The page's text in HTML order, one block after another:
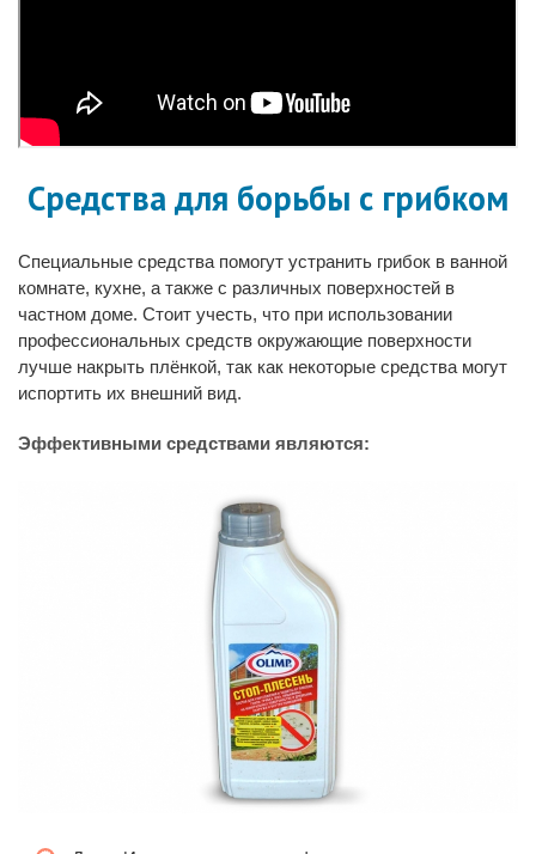
Средства для борьбы с грибком
Специальные средства помогут устранить грибок в ванной
комнате, кухне, а также с различных поверхностей в
частном доме. Стоит учесть, что при использовании
профессиональных средств окружающие поверхности
лучше накрыть плёнкой, так как некоторые средства могут
испортить их внешний вид.
Эффективными средствами являются: